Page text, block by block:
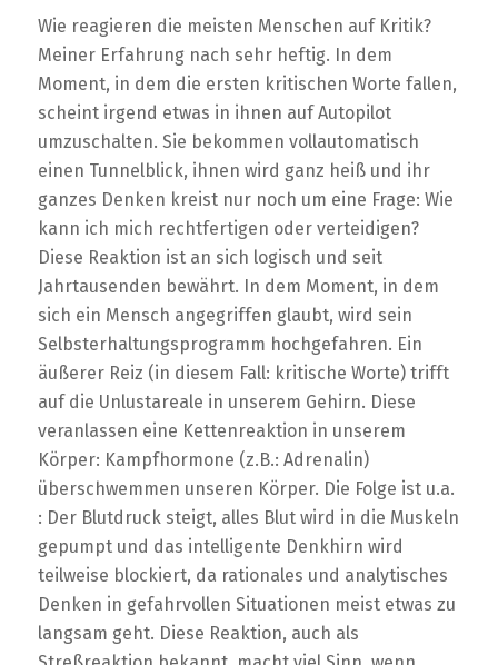
Wie reagieren die meisten Menschen auf Kritik?
Meiner Erfahrung nach sehr heftig. In dem
Moment, in dem die ersten kritischen Worte fallen,
scheint irgend etwas in ihnen auf Autopilot
umzuschalten. Sie bekommen vollautomatisch
einen Tunnelblick, ihnen wird ganz heiß und ihr
ganzes Denken kreist nur noch um eine Frage: Wie
kann ich mich rechtfertigen oder verteidigen?
Diese Reaktion ist an sich logisch und seit
Jahrtausenden bewährt. In dem Moment, in dem
sich ein Mensch angegriffen glaubt, wird sein
Selbsterhaltungsprogramm hochgefahren. Ein
äußerer Reiz (in diesem Fall: kritische Worte) trifft
auf die Unlustareale in unserem Gehirn. Diese
veranlassen eine Kettenreaktion in unserem
Körper: Kampfhormone (z.B.: Adrenalin)
überschwemmen unseren Körper. Die Folge ist u.a.
: Der Blutdruck steigt, alles Blut wird in die Muskeln
gepumpt und das intelligente Denkhirn wird
teilweise blockiert, da rationales und analytisches
Denken in gefahrvollen Situationen meist etwas zu
langsam geht. Diese Reaktion, auch als